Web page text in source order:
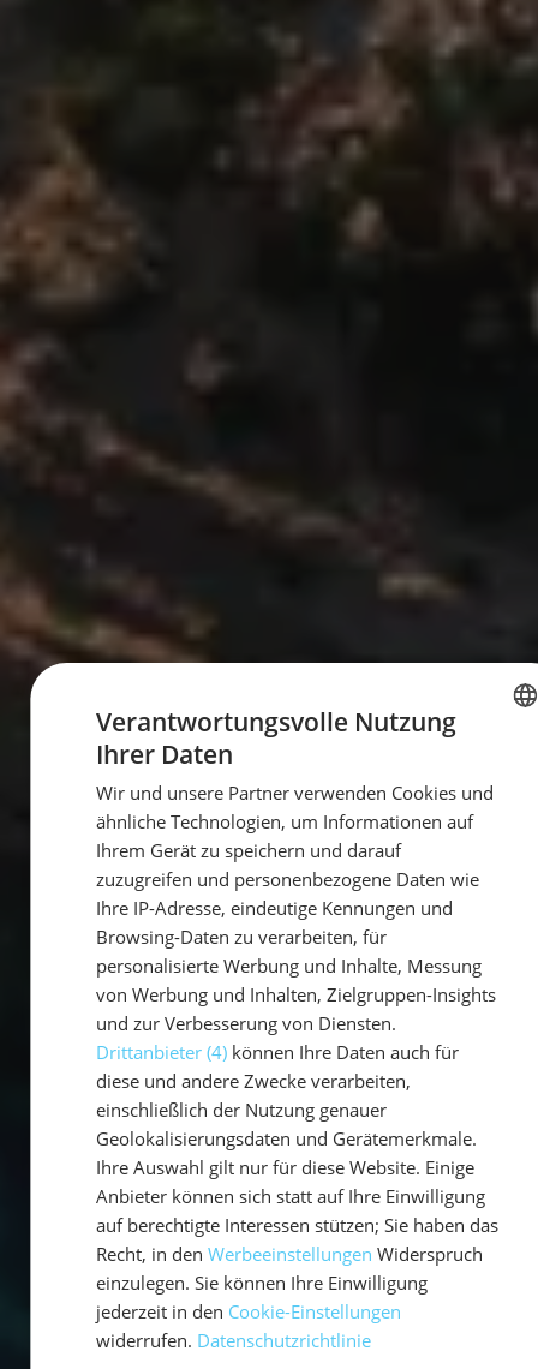
GERMAN
Verantwortungsvolle Nutzung
Ihrer Daten
Wir und unsere Partner verwenden Cookies und
ähnliche Technologien, um Informationen auf
Ihrem Gerät zu speichern und darauf
zuzugreifen und personenbezogene Daten wie
Ihre IP-Adresse, eindeutige Kennungen und
Browsing-Daten zu verarbeiten, für
personalisierte Werbung und Inhalte, Messung
von Werbung und Inhalten, Zielgruppen-Insights
und zur Verbesserung von Diensten.
Drittanbieter (4)können Ihre Daten auch für
diese und andere Zwecke verarbeiten,
einschließlich der Nutzung genauer
Geolokalisierungsdaten und Gerätemerkmale.
Ihre Auswahl gilt nur für diese Website. Einige
Anbieter können sich statt auf Ihre Einwilligung
auf berechtigte Interessen stützen; Sie haben das
Recht, in den Werbeeinstellungen Widerspruch
einzulegen. Sie können Ihre Einwilligung
jederzeit in den Cookie-Einstellungen
widerrufen. Datenschutzrichtlinie